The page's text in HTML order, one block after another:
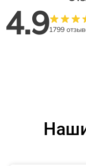
4.91799